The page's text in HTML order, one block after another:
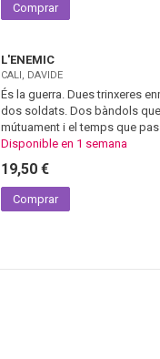
Comprar
L'ENEMIC
CALI, DAVIDE
És la guerra. Dues trinxeres
dos soldats. Dos bàndols
mútuament i el temps que
Disponible en 1 semana
19,50 €
Comprar